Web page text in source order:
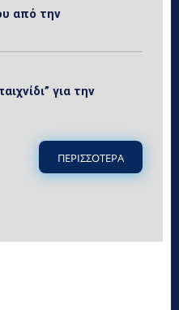
από την
για την
ΠΕΡΙΣΣΟΤΕΡΑ